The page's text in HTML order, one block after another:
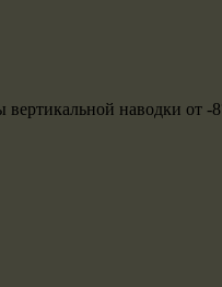
наводки от -